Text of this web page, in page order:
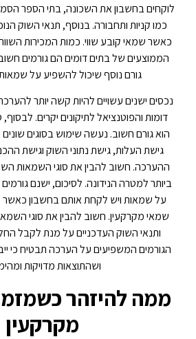
לוקחים בחשבון את השכונה, בתי הספר
כמו קניות ותחבורה. בנוסף, תנאי השוק
כאשר שמאי קובע שווי. כמות המכירות
הממוצעים של בתים דומים הם גורמים
גורם נוסף שיכול להשפיע על
נכסים ישנים עשויים להיות קשה יותר
דומות והפוטנציאל לתיקונים יקרים.
הוא גורם חשוב. נעשה שימוש בסוגים
גישת העלות, גישת נתוני השוק וגישת
ההערכה. חשוב להבין את סוגי השמאות
ביותר למטרה הנידונה. לסיכום, ישנם
על שמאות ויש לקחת אותם בחשבון
שמאי מקרקעין. חשוב להבין את סוגי
ותנאי השוק העדכניים על מנת לקבל
הגורמים המשפיעים על הערכה תבטיח כי
ושהתוצאות מדויקות
ממה להיזהר
מקרקעין